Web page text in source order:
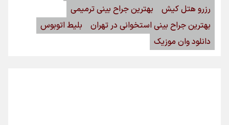
رزرو هتل کیش
بهترین جراح بینی ترمیمی
بهترین جراح بینی استخوانی در تهران
بلیط اتوبوس
دانلود وان موزیک